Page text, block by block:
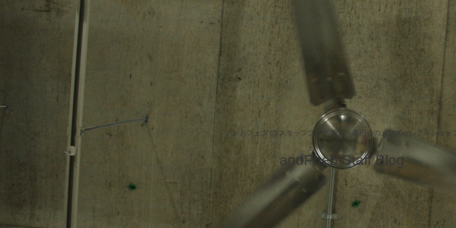
アンドフェブ の スタッフブログ 東京・高円寺のメンズセレクトショッ
andPheb Staff Blog